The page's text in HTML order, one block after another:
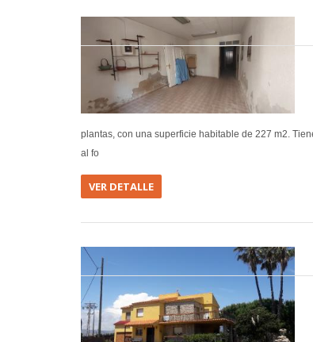
plantas, con una superficie habitable de 227 m2.
al fo
VER DETALLE